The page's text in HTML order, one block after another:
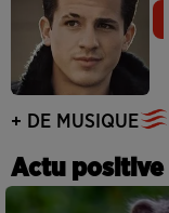
+ DE MUSIQUE
Actu positive